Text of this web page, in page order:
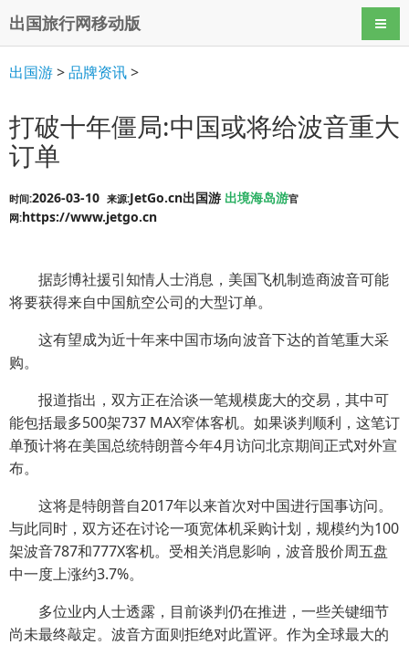
出国旅行网移动版 导航
出国游>品牌资讯>
打破十年僵局:中国或将给波音重大
订单
时间:2026-03-10 来源:JetGo.cn出国游 出境海岛游官
网:https://www.jetgo.cn
据彭博社援引知情人士消息，美国飞机制造商波音可能
将要获得来自中国航空公司的大型订单。
这有望成为近十年来中国市场向波音下达的首笔重大采
购。
报道指出，双方正在洽谈一笔规模庞大的交易，其中可
能包括最多500架737 MAX窄体客机。如果谈判顺利，这笔订
单预计将在美国总统特朗普今年4月访问北京期间正式对外宣
布。
这将是特朗普自2017年以来首次对中国进行国事访问。
与此同时，双方还在讨论一项宽体机采购计划，规模约为100
架波音787和777X客机。受相关消息影响，波音股价周五盘
中一度上涨约3.7%。
多位业内人士透露，目前谈判仍在推进，一些关键细节
尚未最终敲定。波音方面则拒绝对此置评。作为全球最大的